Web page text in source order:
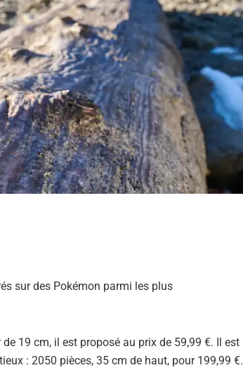
sur des Pokémon parmi les plus
19 cm, il est proposé au prix de 59,99 €. Il est
: 2050 pièces, 35 cm de haut, pour 199,99 €.